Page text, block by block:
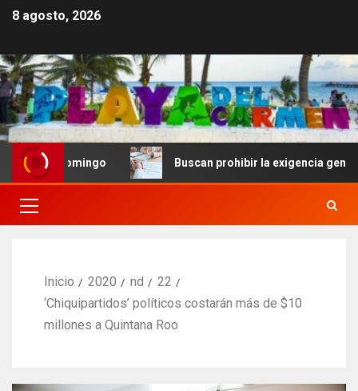
8 agosto, 2026
Domingo Buscan prohibir la exigencia generalizada
Inicio 2020 nd
22
‘Chiquipartidos’ políticos costarán más de $10
millones a Quintana Roo